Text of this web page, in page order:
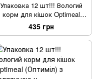
Упаковка 12 шт!!! Вологий
корм для кішок Optimeal
(Оптиміл) з ягням та
овочами, в желе, 85 г.
435 грн